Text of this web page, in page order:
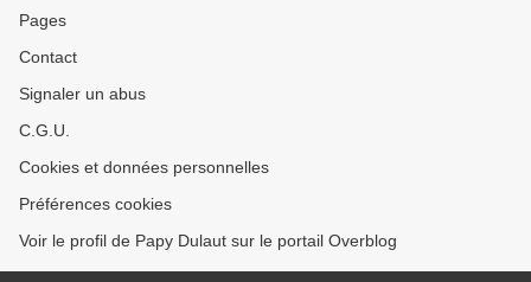
Pages
Contact
Signaler un abus
C.G.U.
Cookies et données personnelles
Préférences cookies
Voir le profil de Papy Dulaut sur le portail Overblog